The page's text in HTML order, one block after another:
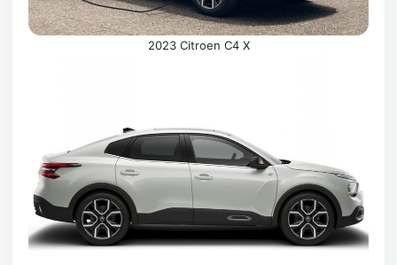
2023 Citroen C4 X